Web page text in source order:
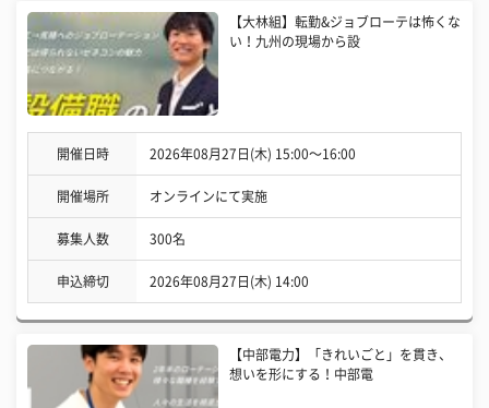
【大林組】転勤&ジョブローテは怖くな
い！九州の現場から設
開催日時 2026年08月27日(木) 15:00〜16:00
開催場所 オンラインにて実施
募集人数 300名
申込締切 2026年08月27日(木) 14:00
【中部電力】「きれいごと」を貫き、
想いを形にする！中部電